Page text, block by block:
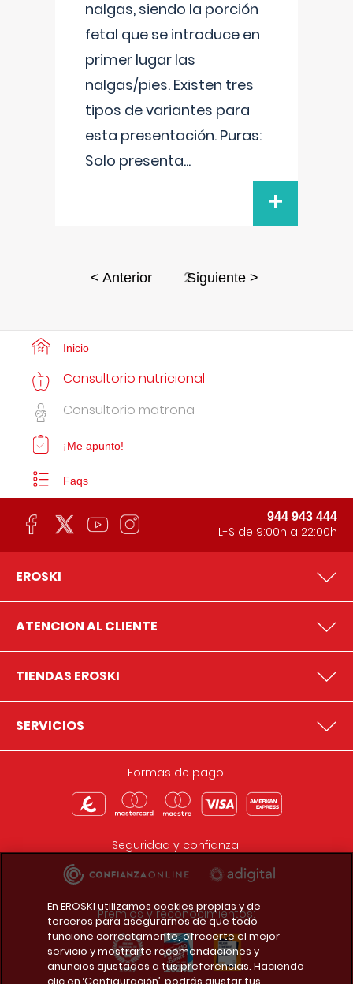
nalgas, siendo la porción
fetal que se introduce en
primer lugar las
nalgas/pies. Existen tres
tipos de variantes para
esta presentación. Puras:
Solo presenta...
+
< Anterior 2Siguiente >
Inicio
Consultorio nutricional
Consultorio matrona
¡Me apunto!
Faqs
944 943 444
L-S de 9:00h a 22:00h
EROSKI
ATENCION AL CLIENTE
TIENDAS EROSKI
SERVICIOS
Formas de pago:
Seguridad y confianza:
Premios y reconocimientos:
En EROSKI utilizamos cookies propias y de
terceros para asegurarnos de que todo
funcione correctamente, ofrecerte el mejor
servicio y mostrarte recomendaciones y
anuncios ajustados a tus preferencias. Haciendo
clic en ‘Configuración’, podrás ajustar tus